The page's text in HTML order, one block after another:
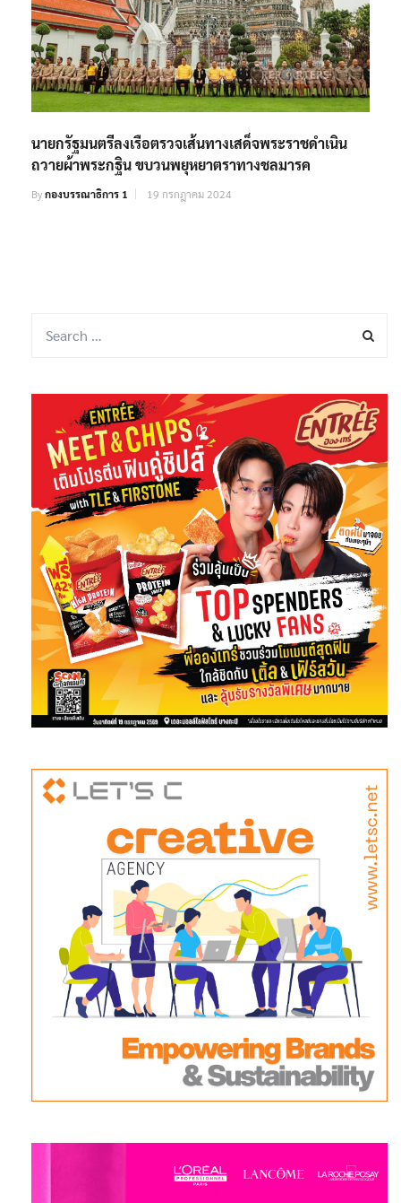
นายกรัฐมนตรีลงเรือตรวจเส้นทางเสด็จพระราชดำเนิน
ถวายผ้าพระกฐิน ขบวนพยุหยาตราทางชลมารค
Byกองบรรณาธิการ 1 19 กรกฎาคม 2024